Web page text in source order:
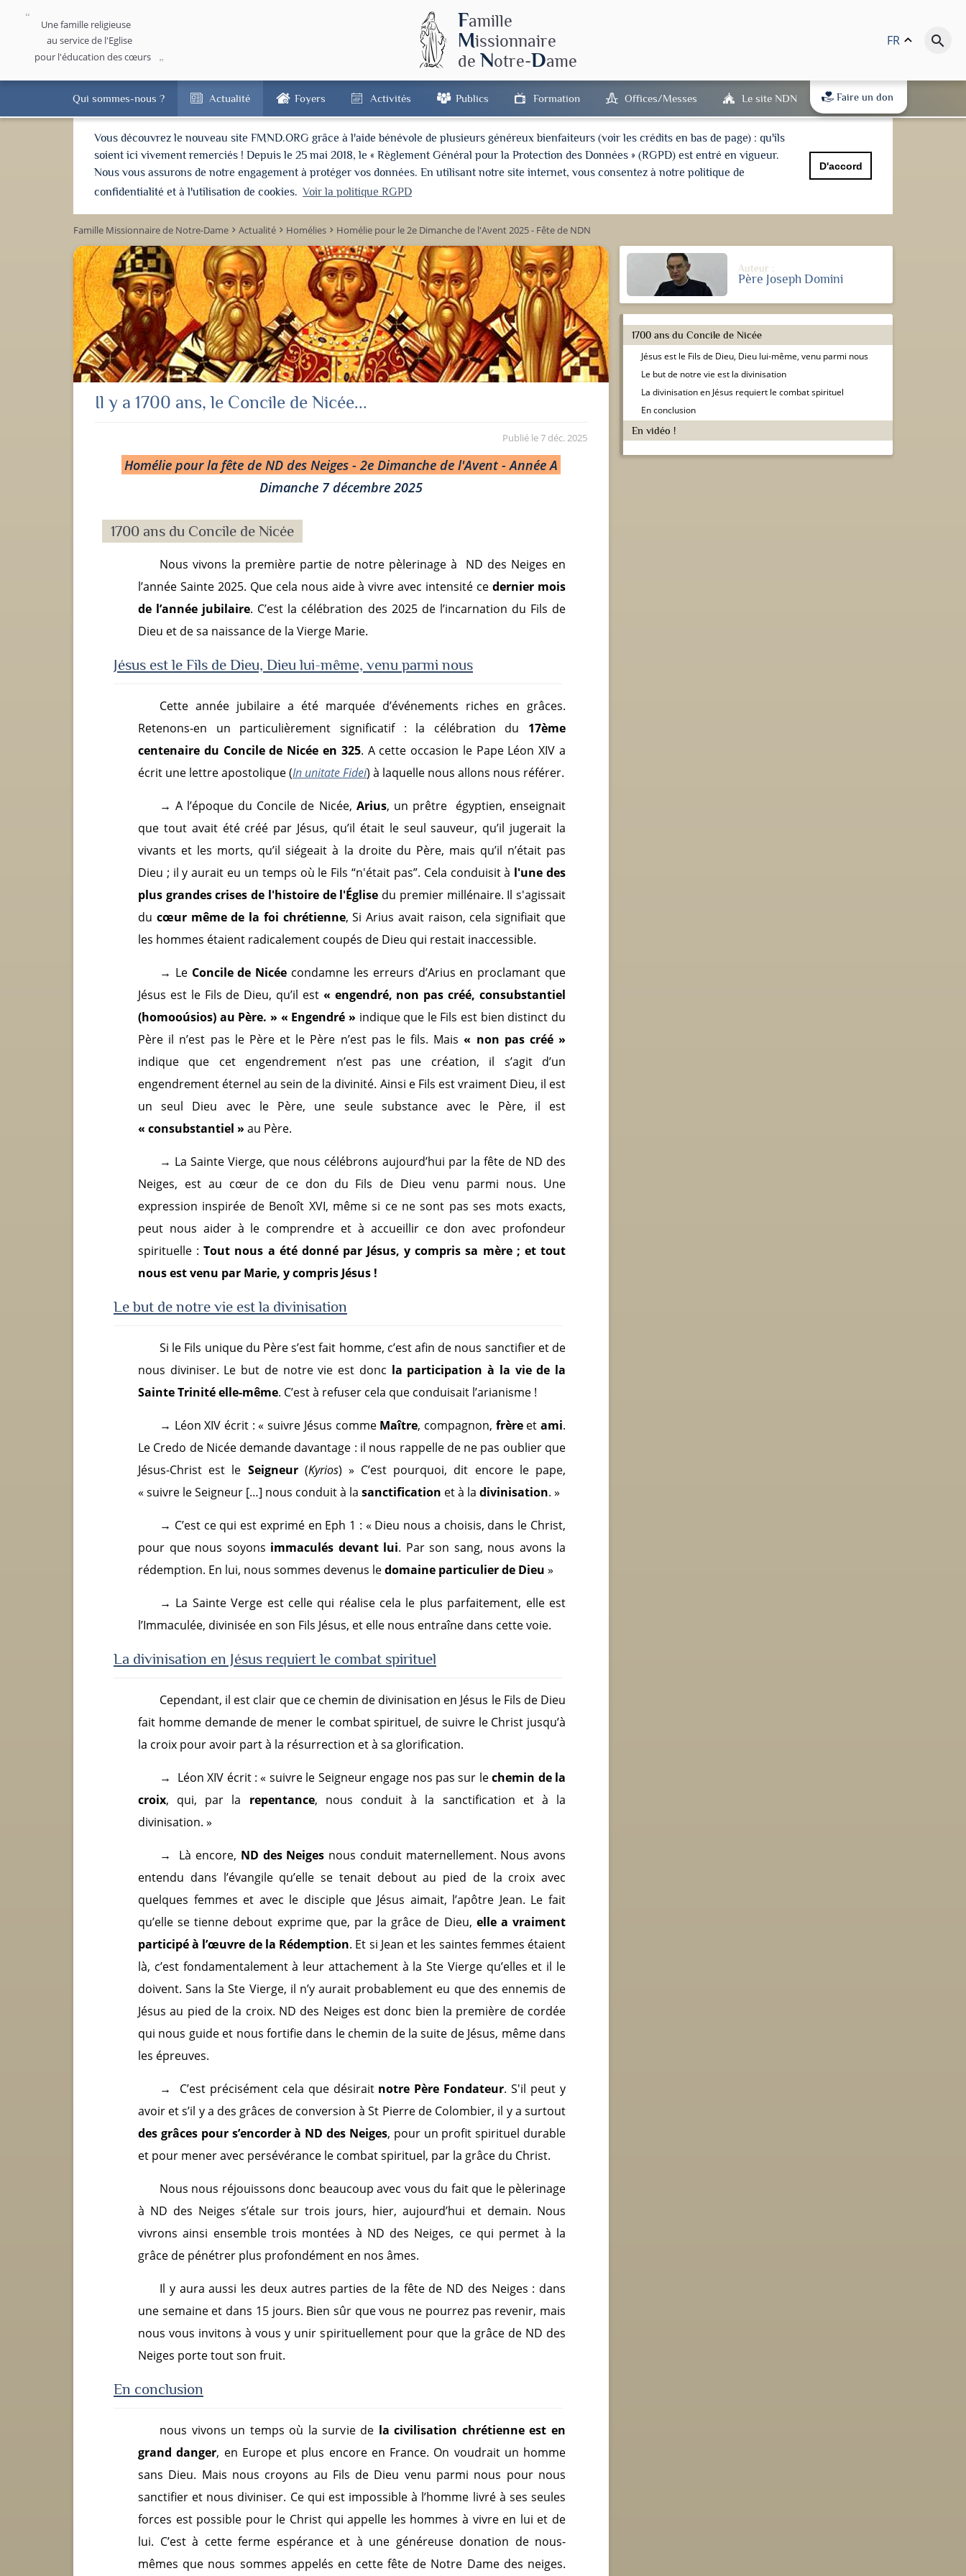
Une famille religieuse
au service de l'Eglise
pour l'éducation des cœurs
Famille
Missionnaire
de Notre-Dame
FR keyboard_arrow_up search
Qui sommes-nous ? Actualité Foyers Activités Publics Formation Offices/Messes Le site NDN Faire un don
Vous découvrez le nouveau site FMND.ORG grâce à l'aide bénévole de plusieurs généreux bienfaiteurs (voir les crédits en bas de page) : qu'ils
soient ici vivement remerciés ! Depuis le 25 mai 2018, le « Règlement Général pour la Protection des Données » (RGPD) est entré en vigueur.
Nous vous assurons de notre engagement à protéger vos données. En utilisant notre site internet, vous consentez à notre politique de
confidentialité et à l'utilisation de cookies. Voir la politique RGPD
D'accord
Famille Missionnaire de Notre-Dame keyboard_arrow_right Actualité keyboard_arrow_right Homélies keyboard_arrow_right Homélie pour le 2e Dimanche de l'Avent 2025 - Fête de NDN
Il y a 1700 ans, le Concile de Nicée...
Publié le7 déc. 2025
Homélie pour la fête de ND des Neiges - 2e Dimanche de l'Avent - Année A
Dimanche 7 décembre 2025
1700 ans du Concile de Nicée
Nous vivons la première partie de notre pèlerinage à ND des Neiges en
l’année Sainte 2025. Que cela nous aide à vivre avec intensité cedernier mois
de l’année jubilaire. C’est la célébration des 2025 de l’incarnation du Fils de
Dieu et de sa naissance de la Vierge Marie.
Jésus est le Fils de Dieu, Dieu lui-même, venu parmi nous
Cette année jubilaire a été marquée d’événements riches en grâces.
Retenons-en un particulièrement significatif : la célébration du 17ème
centenaire du Concile de Nicée en 325. A cette occasion le Pape Léon XIV a
écrit une lettre apostolique (In unitate Fidei) à laquelle nous allons nous référer.
→A l’époque du Concile de Nicée, Arius, un prêtre égyptien, enseignait
que tout avait été créé par Jésus, qu’il était le seul sauveur, qu’il jugerait la
vivants et les morts, qu’il siégeait à la droite du Père, mais qu’il n’était pas
Dieu ; il y aurait eu un temps où le Fils “n'était pas”. Cela conduisit à l'une des
plus grandes crises de l'histoire de l'Église du premier millénaire. Il s'agissait
du cœur même de la foi chrétienne, Si Arius avait raison, cela signifiait que
les hommes étaient radicalement coupés de Dieu qui restait inaccessible.
→ Le Concile de Nicée condamne les erreurs d’Arius en proclamant que
Jésus est le Fils de Dieu, qu’il est « engendré, non pas créé, consubstantiel
(homooúsios) au Père. » « Engendré » indique que le Fils est bien distinct du
Père il n’est pas le Père et le Père n’est pas le fils. Mais« non pas créé »
indique que cet engendrement n’est pas une création, il s’agit d’un
engendrement éternel au sein de la divinité. Ainsi e Fils est vraiment Dieu, il est
un seul Dieu avec le Père, une seule substance avec le Père, il est
« consubstantiel » au Père.
→ La Sainte Vierge, que nous célébrons aujourd’hui par la fête de ND des
Neiges, est au cœur de ce don du Fils de Dieu venu parmi nous. Une
expression inspirée de Benoît XVI, même si ce ne sont pas ses mots exacts,
peut nous aider à le comprendre et à accueillir ce don avec profondeur
spirituelle :Tout nous a été donné par Jésus, y compris sa mère ; et tout
nous est venu par Marie, y compris Jésus !
Le but de notre vie est la divinisation
Si le Fils unique du Père s’est fait homme, c’est afin de nous sanctifier et de
nous diviniser. Le but de notre vie est donc la participation à la vie de la
Sainte Trinité elle-même. C’est à refuser cela que conduisait l’arianisme !
→ Léon XIV écrit : « suivre Jésus comme Maître, compagnon, frèreetami.
Le Credo de Nicée demande davantage : il nous rappelle de ne pas oublier que
Jésus-Christ est le Seigneur(Kyrios) » C’est pourquoi, dit encore le pape,
« suivre le Seigneur […] nous conduit à la sanctification et à la divinisation. »
→ C’est ce qui est exprimé en Eph 1 : « Dieu nous a choisis, dans le Christ,
pour que nous soyons immaculés devant lui. Par son sang, nous avons la
rédemption. En lui, nous sommes devenus ledomaine particulier de Dieu »
→ La Sainte Verge est celle qui réalise cela le plus parfaitement, elle est
l’Immaculée, divinisée en son Fils Jésus, et elle nous entraîne dans cette voie.
La divinisation en Jésus requiert le combat spirituel
Cependant, il est clair que ce chemin de divinisation en Jésus le Fils de Dieu
fait homme demande de mener le combat spirituel, de suivre le Christ jusqu’à
la croix pour avoir part à la résurrection et à sa glorification.
→ Léon XIV écrit : « suivre le Seigneur engage nos pas sur lechemin de la
croix, qui, par la repentance, nous conduit à la sanctification et à la
divinisation. »
→ Là encore, ND des Neiges nous conduit maternellement. Nous avons
entendu dans l’évangile qu’elle se tenait debout au pied de la croix avec
quelques femmes et avec le disciple que Jésus aimait, l’apôtre Jean. Le fait
qu’elle se tienne debout exprime que, par la grâce de Dieu, elle a vraiment
participé à l’œuvre de la Rédemption. Et si Jean et les saintes femmes étaient
là, c’est fondamentalement à leur attachement à la Ste Vierge qu’elles et il le
doivent. Sans la Ste Vierge, il n’y aurait probablement eu que des ennemis de
Jésus au pied de la croix. ND des Neiges est donc bien la première de cordée
qui nous guide et nous fortifie dans le chemin de la suite de Jésus, même dans
les épreuves.
→ C’est précisément cela que désirait notre Père Fondateur. S'il peut y
avoir et s’il y a des grâces de conversion à St Pierre de Colombier, il y a surtout
des grâces pour s’encorder à ND des Neiges, pour un profit spirituel durable
et pour mener avec persévérance le combat spirituel, par la grâce du Christ.
Nous nous réjouissons donc beaucoup avec vous du fait que le pèlerinage
à ND des Neiges s’étale sur trois jours, hier, aujourd’hui et demain. Nous
vivrons ainsi ensemble trois montées à ND des Neiges, ce qui permet à la
grâce de pénétrer plus profondément en nos âmes.
Il y aura aussi les deux autres parties de la fête de ND des Neiges : dans
une semaine et dans 15 jours. Bien sûr que vous ne pourrez pas revenir, mais
nous vous invitons à vous y unir spirituellement pour que la grâce de ND des
Neiges porte tout son fruit.
En conclusion
nous vivons un temps où la survie de la civilisation chrétienne est en
grand danger, en Europe et plus encore en France. On voudrait un homme
sans Dieu. Mais nous croyons au Fils de Dieu venu parmi nous pour nous
sanctifier et nous diviniser. Ce qui est impossible à l’homme livré à ses seules
forces est possible pour le Christ qui appelle les hommes à vivre en lui et de
lui. C’est à cette ferme espérance et à une généreuse donation de nous-
mêmes que nous sommes appelés en cette fête de Notre Dame des neiges.
Auteur :
Père Joseph Domini
1700 ans du Concile de Nicée
Jésus est le Fils de Dieu, Dieu lui-même, venu parmi nous
Le but de notre vie est la divinisation
La divinisation en Jésus requiert le combat spirituel
En conclusion
En vidéo !